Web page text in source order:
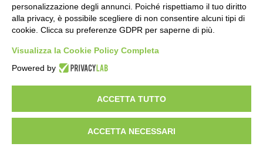
Calcola
Scorporo IVA
Importo lordo (€):
personalizzazione degli annunci. Poiché rispettiamo il tuo diritto
alla privacy, è possibile scegliere di non consentire alcuni tipi di
cookie. Clicca su preferenze GDPR per saperne di più.
Visualizza la Cookie Policy Completa
Powered by
ACCETTA TUTTO
ACCETTA NECESSARI